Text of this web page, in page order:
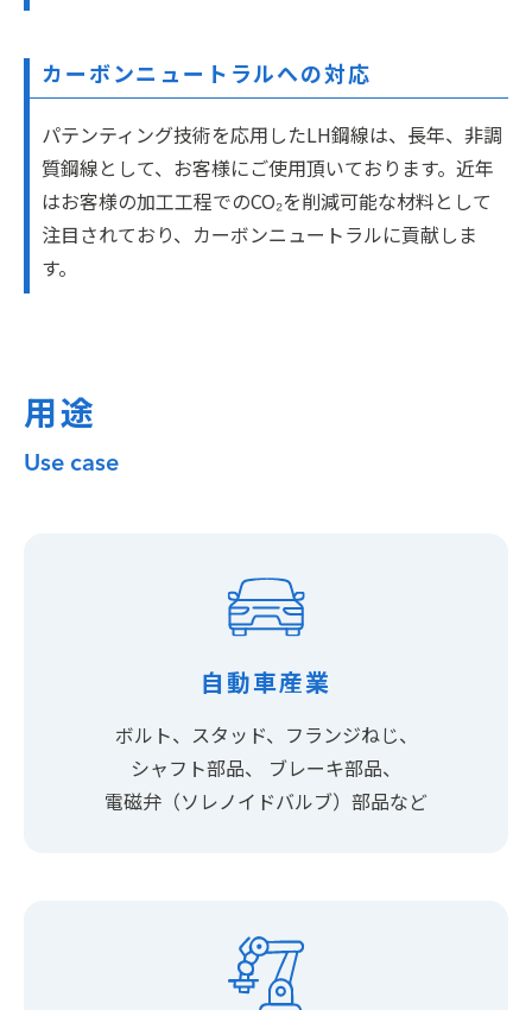
カーボンニュートラルへの対応
パテンティング技術を応用したLH鋼線は、長年、非調
質鋼線として、お客様にご使用頂いております。近年
はお客様の加工工程でのCO₂を削減可能な材料として
注目されており、カーボンニュートラルに貢献しま
す。
用途
Use case
自動車産業
ボルト、スタッド、フランジねじ、
シャフト部品、
ブレーキ部品、
電磁弁（ソレノイドバルブ）部品など